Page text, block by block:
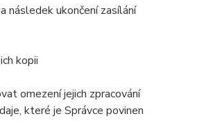
ukončení zasílání
kopii
omezení jejich zpracování
které je Správce povinen